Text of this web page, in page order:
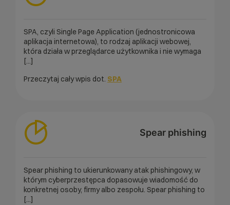
SPA, czyli Single Page Application (jednostronicowa
aplikacja internetowa), to rodzaj aplikacji webowej,
która działa w przeglądarce użytkownika i nie wymaga
[...]
Przeczytaj cały wpis dot. SPA
Spear phishing
Spear phishing to ukierunkowany atak phishingowy, w
którym cyberprzestępca dopasowuje wiadomość do
konkretnej osoby, firmy albo zespołu. Spear phishing to
[...]